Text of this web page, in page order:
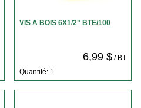
VIS A BOIS 6X1/2" BTE/100
6,99 $/ BT
Quantité: 1